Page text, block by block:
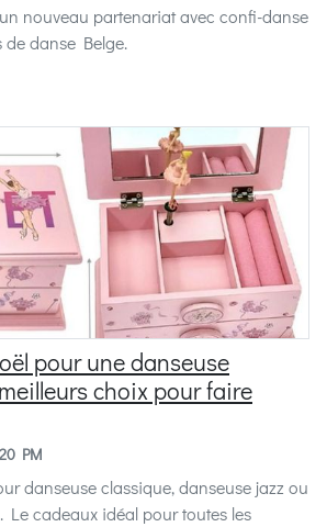
nouveau partenariat avec confi-danse
danse Belge.
pour une danseuse
choix pour faire
PM
danseuse classique, danseuse jazz ou
Le cadeaux idéal pour toutes les